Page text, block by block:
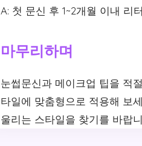
A: 첫 문신 후 1~2개월 이내 리
마무리하며
눈썹문신과 메이크업 팁을 적
타일에 맞춤형으로 적용해 보
울리는 스타일을 찾기를 바랍